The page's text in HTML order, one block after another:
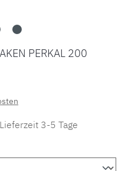
PERKAL 200
3-5 Tage